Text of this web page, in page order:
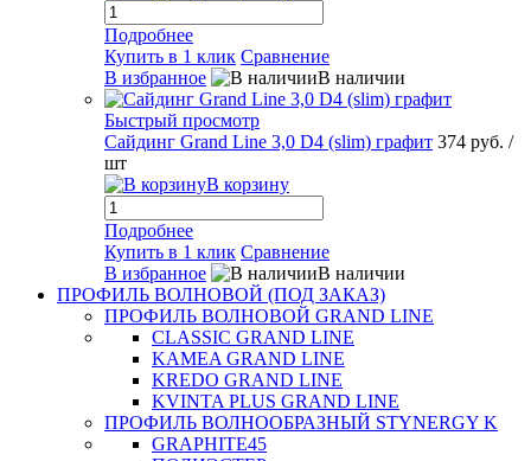
Подробнее
Купить в 1 клик Сравнение
В избранное
В наличии
Быстрый просмотр
Сайдинг Grand Line 3,0 D4 (slim) графит 374 руб. /
шт
В корзину
Подробнее
Купить в 1 клик Сравнение
В избранное
В наличии
ПРОФИЛЬ ВОЛНОВОЙ (ПОД ЗАКАЗ)
ПРОФИЛЬ ВОЛНОВОЙ GRAND LINE
CLASSIC GRAND LINE
KAMEA GRAND LINE
KREDO GRAND LINE
KVINTA PLUS GRAND LINE
ПРОФИЛЬ ВОЛНООБРАЗНЫЙ STYNERGY K
GRAPHITE45